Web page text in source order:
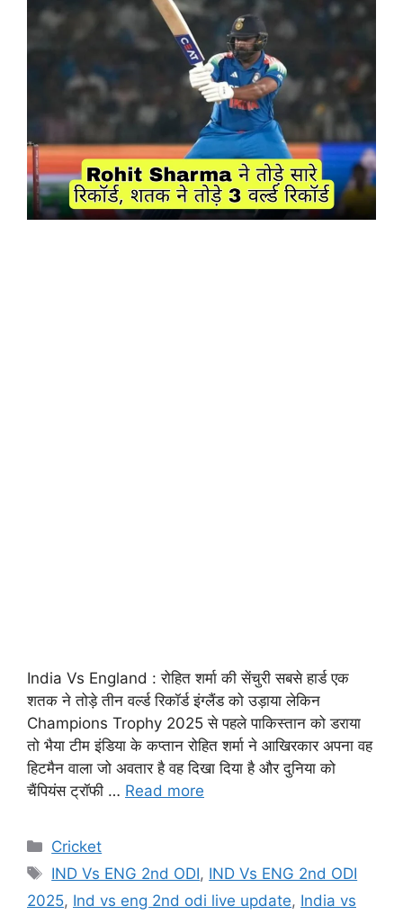
India Vs England : रोहित शर्मा की सेंचुरी सबसे हार्ड एक
शतक ने तोड़े तीन वर्ल्ड रिकॉर्ड इंग्लैंड को उड़ाया लेकिन
Champions Trophy 2025 से पहले पाकिस्तान को डराया
तो भैया टीम इंडिया के कप्तान रोहित शर्मा ने आखिरकार अपना वह
हिटमैन वाला जो अवतार है वह दिखा दिया है और दुनिया को
चैंपियंस ट्रॉफी … Read more
Cricket
IND Vs ENG 2nd ODI, IND Vs ENG 2nd ODI
2025, Ind vs eng 2nd odi live update, India vs